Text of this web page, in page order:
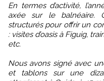
En termes d’activité,
axée sur le balnéaire.
structurés pour offrir un
: visites d’oasis à Figuig,
etc.
Nous avons signé avec
et tablons sur une